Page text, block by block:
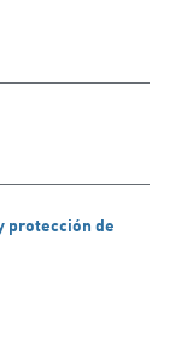
protección de